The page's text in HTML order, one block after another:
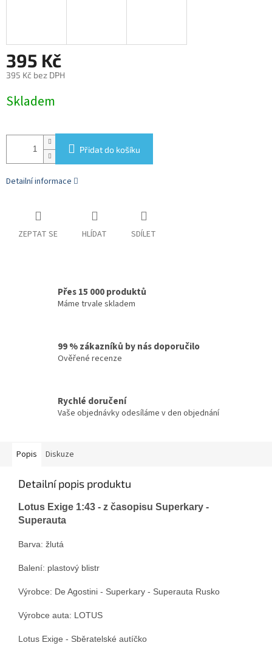
395 Kč
395 Kč bez DPH
cena:
Skladem
Přidat do košíku
Detailní informace
ZEPTAT SE HLÍDAT SDÍLET
Přes 15 000 produktů
Máme trvale skladem
99 % zákazníků by nás doporučilo
Ověřené recenze
Rychlé doručení
Vaše objednávky odesíláme v den objednání
Popis Diskuze
Detailní popis produktu
Lotus Exige 1:43 - z časopisu Superkary -
Superauta
Barva: žlutá
Balení: plastový blistr
Výrobce: De Agostini - Superkary - Superauta Rusko
Výrobce auta: LOTUS
Lotus Exige - Sběratelské autíčko